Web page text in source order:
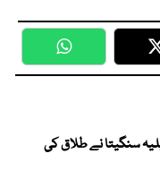
WhatsApp
سنگیتا نے طلاق کی